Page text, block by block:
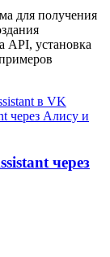
для получения
API, установка
через